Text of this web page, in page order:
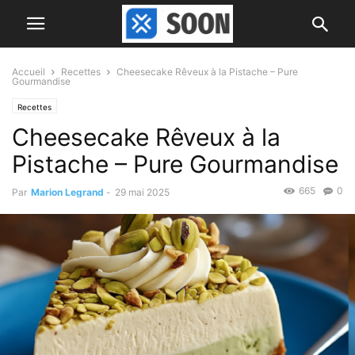
Accueil Recettes
Cheesecake Rêveux à la Pistache – Pure
Gourmandise
Recettes
Cheesecake Rêveux à la
Pistache – Pure Gourmandise
Par Marion Legrand - 29 mai 2025 0
665